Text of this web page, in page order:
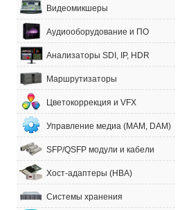
Видеомикшеры
Аудиооборудование и ПО
Анализаторы SDI, IP, HDR
Маршрутизаторы
Цветокоррекция и VFX
Управление медиа (MAM, DAM)
SFP/QSFP модули и кабели
Хост-адаптеры (HBA)
Системы хранения